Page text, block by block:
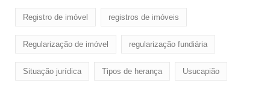
Registro de imóvel registros de imóveis
Regularização de imóvel regularização fundiária
Situação jurídica Tipos de herança Usucapião